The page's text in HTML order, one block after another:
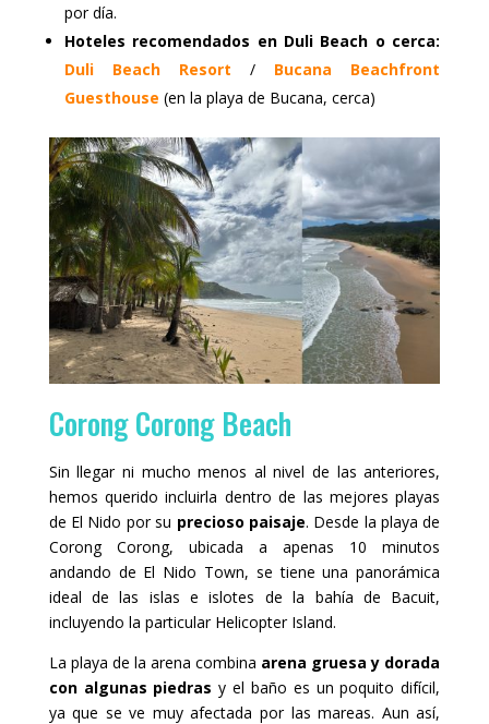
por día.
Hoteles recomendados en Duli Beach o cerca:
Duli Beach Resort / Bucana Beachfront
Guesthouse (en la playa de Bucana, cerca)
Corong Corong Beach
Sin llegar ni mucho menos al nivel de las anteriores,
hemos querido incluirla dentro de las mejores playas
de El Nido por su precioso paisaje. Desde la playa de
Corong Corong, ubicada a apenas 10 minutos
andando de El Nido Town, se tiene una panorámica
ideal de las islas e islotes de la bahía de Bacuit,
incluyendo la particular Helicopter Island.
La playa de la arena combina arena gruesa y dorada
con algunas piedras y el baño es un poquito difícil,
ya que se ve muy afectada por las mareas. Aun así,